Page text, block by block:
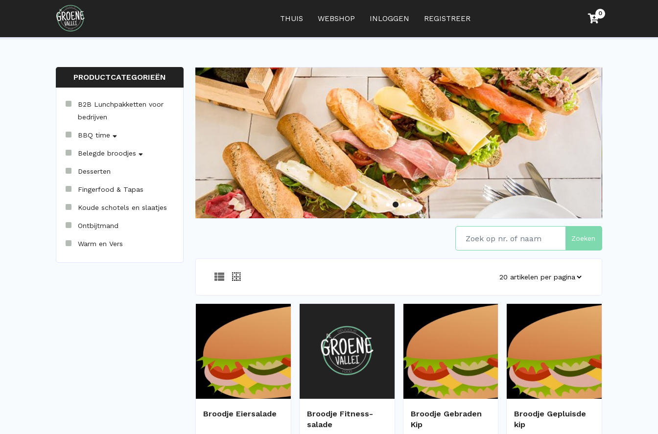
THUIS WEBSHOP INLOGGEN REGISTREER
0
PRODUCTCATEGORIEËN
B2B Lunchpakketten voor
bedrijven
BBQ time
Belegde broodjes
Desserten
Fingerfood & Tapas
Koude schotels en slaatjes
Ontbijtmand
Warm en Vers
Zoeken
Broodje Eiersalade
Broodje Fitness-
salade
Broodje Gebraden
Kip
Broodje Gepluisde
kip